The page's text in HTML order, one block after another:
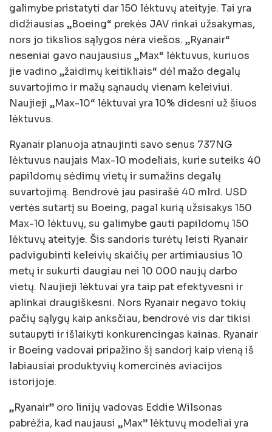
galimybe pristatyti dar 150 lėktuvų ateityje. Tai yra
didžiausias „Boeing“ prekės JAV rinkai užsakymas,
nors jo tikslios sąlygos nėra viešos. „Ryanair“
neseniai gavo naujausius „Max“ lėktuvus, kuriuos
jie vadino „žaidimų keitikliais“ dėl mažo degalų
suvartojimo ir mažų sąnaudų vienam keleiviui.
Naujieji „Max-10“ lėktuvai yra 10% didesni už šiuos
lėktuvus.
Ryanair planuoja atnaujinti savo senus 737NG
lėktuvus naujais Max-10 modeliais, kurie suteiks 40
papildomų sėdimų vietų ir sumažins degalų
suvartojimą. Bendrovė jau pasirašė 40 mlrd. USD
vertės sutartį su Boeing, pagal kurią užsisakys 150
Max-10 lėktuvų, su galimybe gauti papildomų 150
lėktuvų ateityje. Šis sandoris turėtų leisti Ryanair
padvigubinti keleivių skaičių per artimiausius 10
metų ir sukurti daugiau nei 10 000 naujų darbo
vietų. Naujieji lėktuvai yra taip pat efektyvesni ir
aplinkai draugiškesni. Nors Ryanair negavo tokių
pačių sąlygų kaip anksčiau, bendrovė vis dar tikisi
sutaupyti ir išlaikyti konkurencingas kainas. Ryanair
ir Boeing vadovai pripažino šį sandorį kaip vieną iš
labiausiai produktyvių komercinės aviacijos
istorijoje.
„Ryanair” oro linijų vadovas Eddie Wilsonas
pabrėžia, kad naujausi „Max” lėktuvų modeliai yra